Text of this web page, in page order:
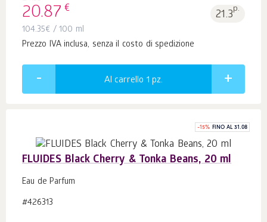
20.87 € 21.3p.
104.35€ / 100 ml
Prezzo IVA inclusa, senza il costo di spedizione
Al carrello 1 pz.
-15% FINO AL 31.08
FLUIDES Black Cherry & Tonka Beans, 20 ml
Eau de Parfum
#426313